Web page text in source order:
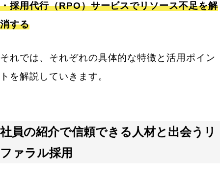
・採用代行（RPO）サービスでリソース不足を解
消する
それでは、それぞれの具体的な特徴と活用ポイン
トを解説していきます。
社員の紹介で信頼できる人材と出会うリ
ファラル採用